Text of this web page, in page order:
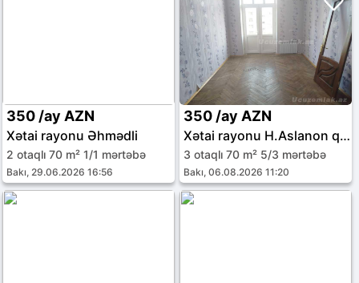
350 /ay AZN
Xətai rayonu Əhmədli
2 otaqlı 70 m² 1/1 mərtəbə
Bakı, 29.06.2026 16:56
350 /ay AZN
Xətai rayonu H.Aslanon qəs.
3 otaqlı 70 m² 5/3 mərtəbə
Bakı, 06.08.2026 11:20